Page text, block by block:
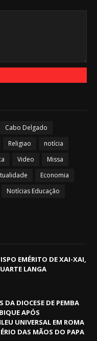
Cabo Delgado
Religiao
notícia
Video
Missa
Economia
Notícias Educação
EMÉRITO DE XAI-XAI,
LANGA
DA DIOCESE DE PEMBA
APÓS
UNIVERSAL EM ROMA
DAS MÃOS DO PAPA